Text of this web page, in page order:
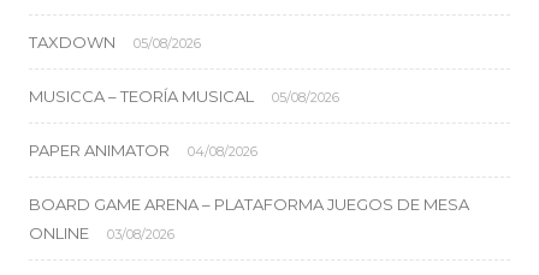
TAXDOWN 05/08/2026
MUSICCA – TEORÍA MUSICAL 05/08/2026
PAPER ANIMATOR 04/08/2026
BOARD GAME ARENA – PLATAFORMA JUEGOS DE MESA
ONLINE
03/08/2026